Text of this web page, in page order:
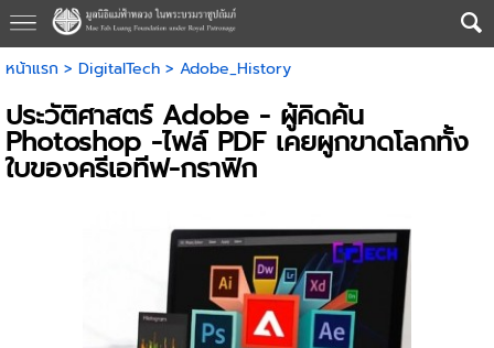
หน้าแรก > DigitalTech> Adobe_History
ประวัติศาสตร์ Adobe - ผู้คิดค้น
Photoshop -ไฟล์ PDF เคยผูกขาดโลกทั้ง
ใบของครีเอทีฟ-กราฟิก